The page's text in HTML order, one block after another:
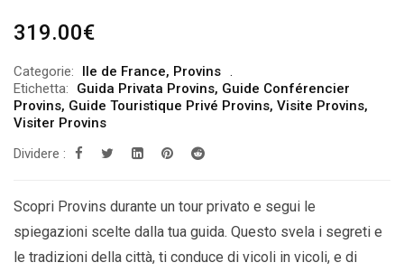
319.00€
Categorie: Ile de France, Provins
Etichetta:
Guida Privata Provins, Guide Conférencier
Provins, Guide Touristique Privé Provins, Visite Provins,
Visiter Provins
Dividere :
Scopri Provins durante un tour privato e segui le
spiegazioni scelte dalla tua guida. Questo svela i segreti e
le tradizioni della città, ti conduce di vicoli in vicoli, e di